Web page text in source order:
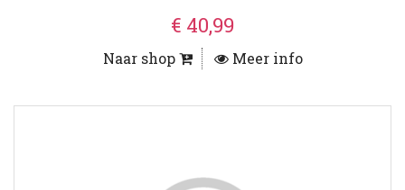
€ 40,99
Naar shop Meer info